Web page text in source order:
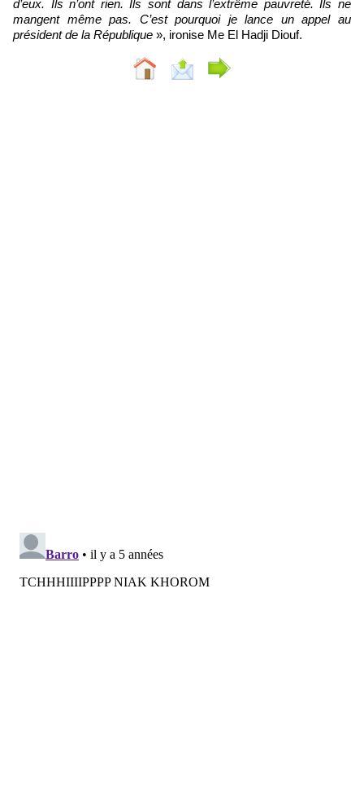
d’eux. Ils n’ont rien. Ils sont dans l’extrême pauvreté. Ils ne
mangent même pas. C’est pourquoi je lance un appel au
président de la République », ironise Me El Hadji Diouf.